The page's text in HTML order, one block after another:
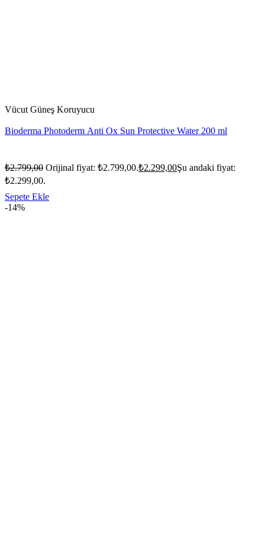
Vücut Güneş Koruyucu
Bioderma Photoderm Anti Ox Sun Protective Water 200 ml
₺2.799,00 Orijinal fiyat: ₺2.799,00.₺2.299,00Şu andaki fiyat:
₺2.299,00.
Sepete Ekle
-14%